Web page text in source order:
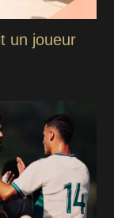
un joueur